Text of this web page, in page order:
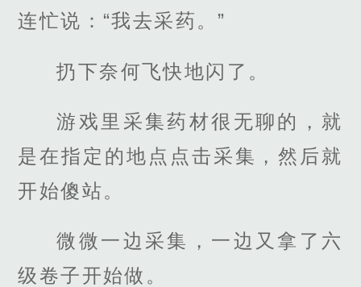
连忙说：“我去采药。”
扔下奈何飞快地闪了。
游戏里采集药材很无聊的，就
是在指定的地点点击采集，然后就
开始傻站。
微微一边采集，一边又拿了六
级卷子开始做。